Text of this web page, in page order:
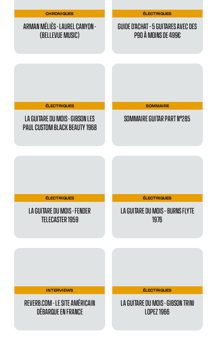
CHRONIQUES
ARMAN MÉLIÈS - LAUREL CANYON -
(BELLEVUE MUSIC)
ÉLECTRIQUES
GUIDE D’ACHAT – 5 GUITARES AVEC DES
P90 À MOINS DE 499€
ÉLECTRIQUES
LA GUITARE DU MOIS - GIBSON LES
PAUL CUSTOM BLACK BEAUTY 1968
SOMMAIRE
SOMMAIRE GUITAR PART N°285
ÉLECTRIQUES
LA GUITARE DU MOIS - FENDER
TELECASTER 1959
ÉLECTRIQUES
LA GUITARE DU MOIS – BURNS FLYTE
1976
INTERVIEWS
REVERB.COM - LE SITE AMÉRICAIN
DÉBARQUE EN FRANCE
ÉLECTRIQUES
LA GUITARE DU MOIS - GIBSON TRINI
LOPEZ 1966